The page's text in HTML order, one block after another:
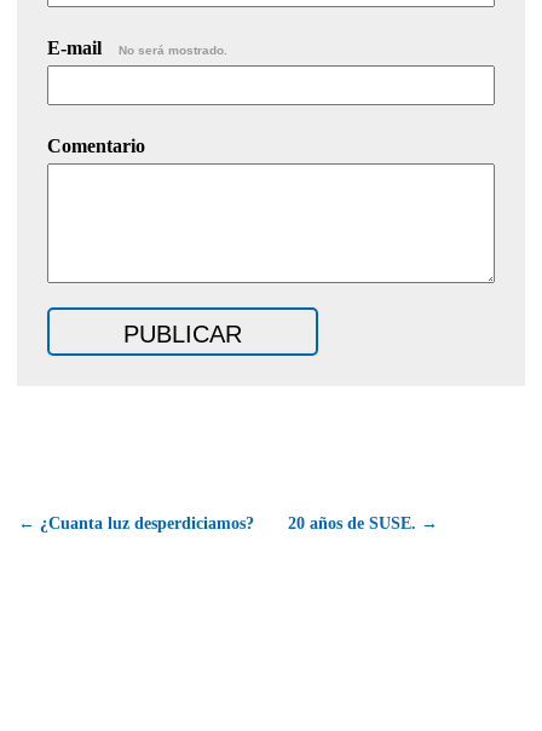
E-mail No será mostrado.
Comentario
← ¿Cuanta luz desperdiciamos? 20 años de SUSE. →